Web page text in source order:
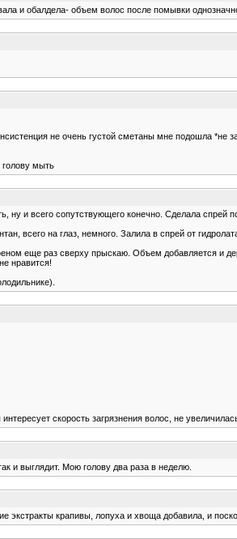
и обалдела- объем волос после помывки
не очень густой сметаны мне подошла
голову мыть
и всего сопутствующего конечно. Сделала спрей
всего на глаз, немного. Залила в спрей от
еще раз сверху прыскаю. Объем добавляется и
нравится!
скорость загрязнения волос, не
и выглядит. Мою голову два раза в неделю.
экстракты крапивы, лопуха и хвоща добавила, и